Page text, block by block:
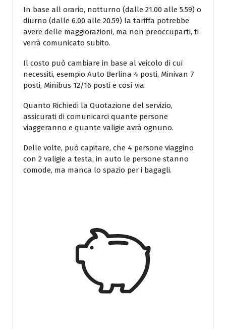
In base all orario, notturno (dalle 21.00 alle 5.59) o
diurno (dalle 6.00 alle 20.59) la tariffa potrebbe
avere delle maggiorazioni, ma non preoccuparti, ti
verrà comunicato subito.
Il costo può cambiare in base al veicolo di cui
necessiti, esempio Auto Berlina 4 posti, Minivan 7
posti, Minibus 12/16 posti e così via.
Quanto Richiedi la Quotazione del servizio,
assicurati di comunicarci quante persone
viaggeranno e quante valigie avrà ognuno.
Delle volte, può capitare, che 4 persone viaggino
con 2 valigie a testa, in auto le persone stanno
comode, ma manca lo spazio per i bagagli.